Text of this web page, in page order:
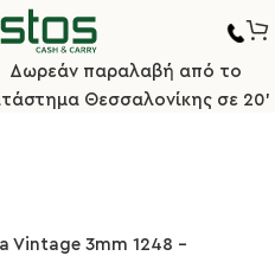
Δωρεάν παραλαβή από το
Θεσσαλονίκης σε 20'
CANADA VINTAGE 18% 4mm